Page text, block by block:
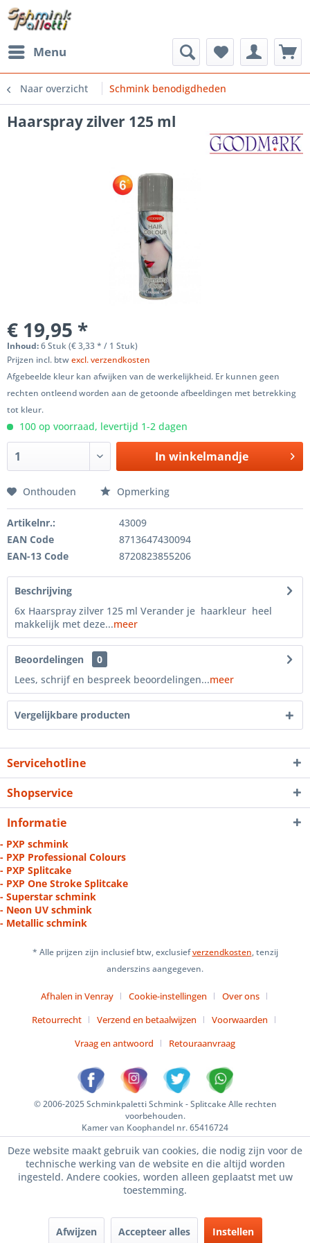
Menu
Naar overzicht Schmink benodigdheden
Haarspray zilver 125 ml
€ 19,95 *
Inhoud:6 Stuk (€ 3,33 * / 1 Stuk)
Prijzen incl. btwexcl. verzendkosten
Afgebeelde kleur kan afwijken van de werkelijkheid. Er kunnen geen
rechten ontleend worden aan de getoonde afbeeldingen met betrekking
tot kleur.
100 op voorraad, levertijd 1-2 dagen
In winkelmandje
Onthouden Opmerking
Artikelnr.:
43009
EAN Code
8713647430094
EAN-13 Code
8720823855206
Beschrijving
6x Haarspray zilver 125 ml Verander je haarkleur heel
makkelijk met deze...meer
Beoordelingen
0
Lees, schrijf en bespreek beoordelingen...meer
Vergelijkbare producten
Servicehotline
Shopservice
Informatie
- PXP schmink
- PXP Professional Colours
- PXP Splitcake
- PXP One Stroke Splitcake
- Superstar schmink
- Neon UV schmink
- Metallic schmink
* Alle prijzen zijn inclusief btw, exclusiefverzendkosten, tenzij
anderszins aangegeven.
Afhalen in Venray Cookie-instellingen
Over ons
Retourrecht
Verzend en betaalwijzen
Voorwaarden
Vraag en antwoord
Retouraanvraag
© 2006-2025 Schminkpaletti Schmink - Splitcake Alle rechten
voorbehouden.
Kamer van Koophandel nr. 65416724
Deze website maakt gebruik van cookies, die nodig zijn voor de
technische werking van de website en die altijd worden
ingesteld. Andere cookies, worden alleen geplaatst met uw
toestemming.
Afwijzen Accepteer alles Instellen